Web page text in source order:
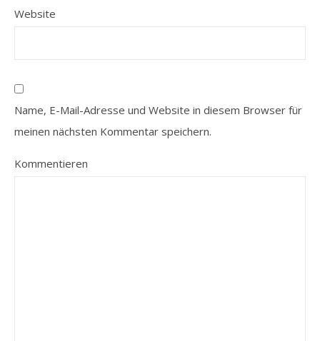
Website
Name, E-Mail-Adresse und Website in diesem Browser für
meinen nächsten Kommentar speichern.
Kommentieren